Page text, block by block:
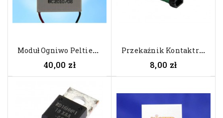
M
Oduł Ogniwo Peltiera TEC1-12706...
40,00 zł
P
Rzekaźnik Kontaktronowy BESTAR...
8,00 zł